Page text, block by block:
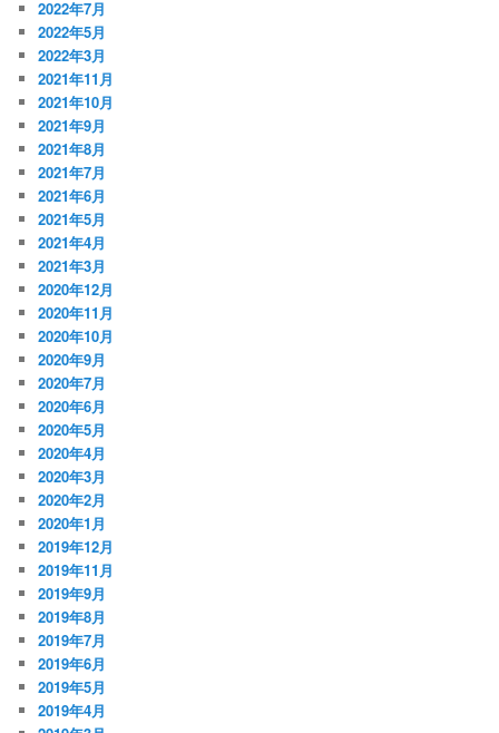
2022年7月
2022年5月
2022年3月
2021年11月
2021年10月
2021年9月
2021年8月
2021年7月
2021年6月
2021年5月
2021年4月
2021年3月
2020年12月
2020年11月
2020年10月
2020年9月
2020年7月
2020年6月
2020年5月
2020年4月
2020年3月
2020年2月
2020年1月
2019年12月
2019年11月
2019年9月
2019年8月
2019年7月
2019年6月
2019年5月
2019年4月